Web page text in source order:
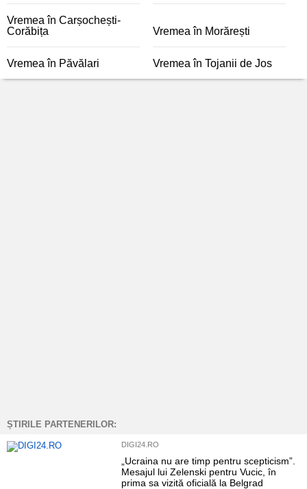
Vremea în Carșochești-
Corăbița
Vremea în Morărești
Vremea în Păvălari Vremea în Tojanii de Jos
ȘTIRILE PARTENERILOR:
DIGI24.RO
„Ucraina nu are timp pentru scepticism”.
Mesajul lui Zelenski pentru Vucic, în
prima sa vizită oficială la Belgrad